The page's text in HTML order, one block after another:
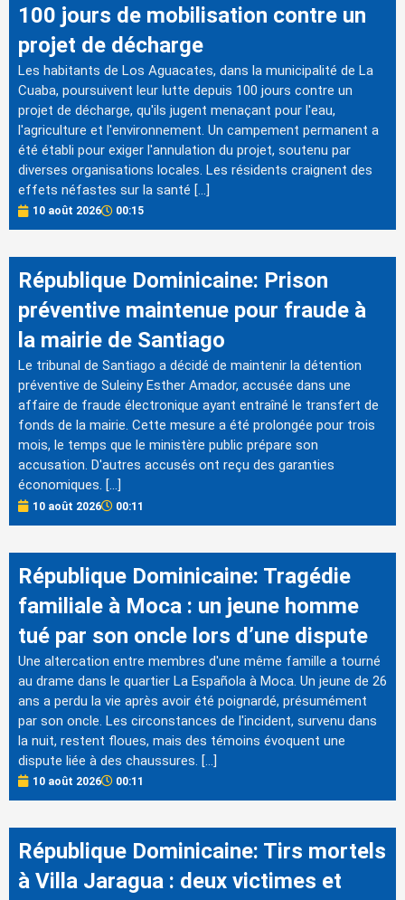
100 jours de mobilisation contre un
projet de décharge
Les habitants de Los Aguacates, dans la municipalité de La
Cuaba, poursuivent leur lutte depuis 100 jours contre un
projet de décharge, qu'ils jugent menaçant pour l'eau,
l'agriculture et l'environnement. Un campement permanent a
été établi pour exiger l'annulation du projet, soutenu par
diverses organisations locales. Les résidents craignent des
effets néfastes sur la santé […]
10 août 2026 00:15
République Dominicaine: Prison
préventive maintenue pour fraude à
la mairie de Santiago
Le tribunal de Santiago a décidé de maintenir la détention
préventive de Suleiny Esther Amador, accusée dans une
affaire de fraude électronique ayant entraîné le transfert de
fonds de la mairie. Cette mesure a été prolongée pour trois
mois, le temps que le ministère public prépare son
accusation. D'autres accusés ont reçu des garanties
économiques. […]
10 août 2026 00:11
République Dominicaine: Tragédie
familiale à Moca : un jeune homme
tué par son oncle lors d’une dispute
Une altercation entre membres d'une même famille a tourné
au drame dans le quartier La Española à Moca. Un jeune de 26
ans a perdu la vie après avoir été poignardé, présumément
par son oncle. Les circonstances de l'incident, survenu dans
la nuit, restent floues, mais des témoins évoquent une
dispute liée à des chaussures. […]
10 août 2026 00:11
République Dominicaine: Tirs mortels
à Villa Jaragua : deux victimes et